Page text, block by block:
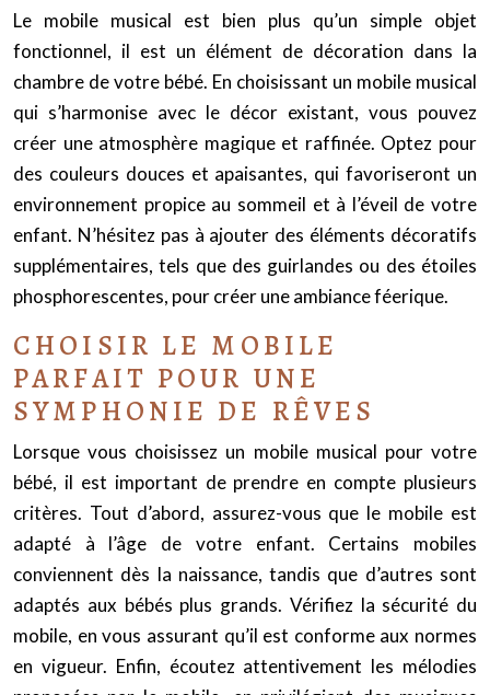
Le mobile musical est bien plus qu’un simple objet
fonctionnel, il est un élément de décoration dans la
chambre de votre bébé. En choisissant un mobile musical
qui s’harmonise avec le décor existant, vous pouvez
créer une atmosphère magique et raffinée. Optez pour
des couleurs douces et apaisantes, qui favoriseront un
environnement propice au sommeil et à l’éveil de votre
enfant. N’hésitez pas à ajouter des éléments décoratifs
supplémentaires, tels que des guirlandes ou des étoiles
phosphorescentes, pour créer une ambiance féerique.
CHOISIR LE MOBILE
PARFAIT POUR UNE
SYMPHONIE DE RÊVES
Lorsque vous choisissez un mobile musical pour votre
bébé, il est important de prendre en compte plusieurs
critères. Tout d’abord, assurez-vous que le mobile est
adapté à l’âge de votre enfant. Certains mobiles
conviennent dès la naissance, tandis que d’autres sont
adaptés aux bébés plus grands. Vérifiez la sécurité du
mobile, en vous assurant qu’il est conforme aux normes
en vigueur. Enfin, écoutez attentivement les mélodies